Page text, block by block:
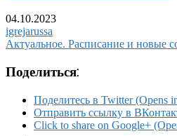
04.10.2023
igrejarussa
Актуальное. Расписание и новые
Поделиться:
Поделитесь в Twitter (Opens
Отправить ссылку в
Click to share on Google+